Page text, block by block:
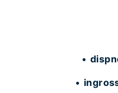
•
•